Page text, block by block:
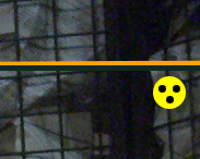
KAPCSOLAT EN